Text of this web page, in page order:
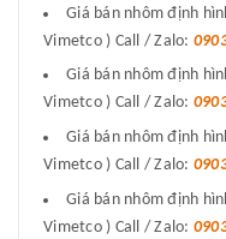
Giá bán nhôm định
Vimetco ) Call / Zalo:
Giá bán nhôm định
Vimetco ) Call / Zalo:
Giá bán nhôm định
Vimetco ) Call / Zalo:
Giá bán nhôm định
Vimetco ) Call / Zalo: